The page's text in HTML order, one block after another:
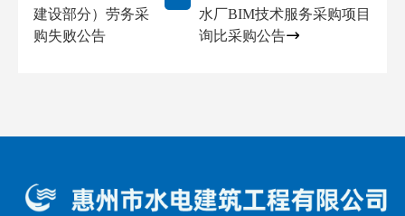
建设部分）劳务采
购失败公告
水厂BIM技术服务采购项目
询比采购公告